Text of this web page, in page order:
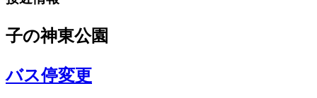
子の神東公園
バス停変更